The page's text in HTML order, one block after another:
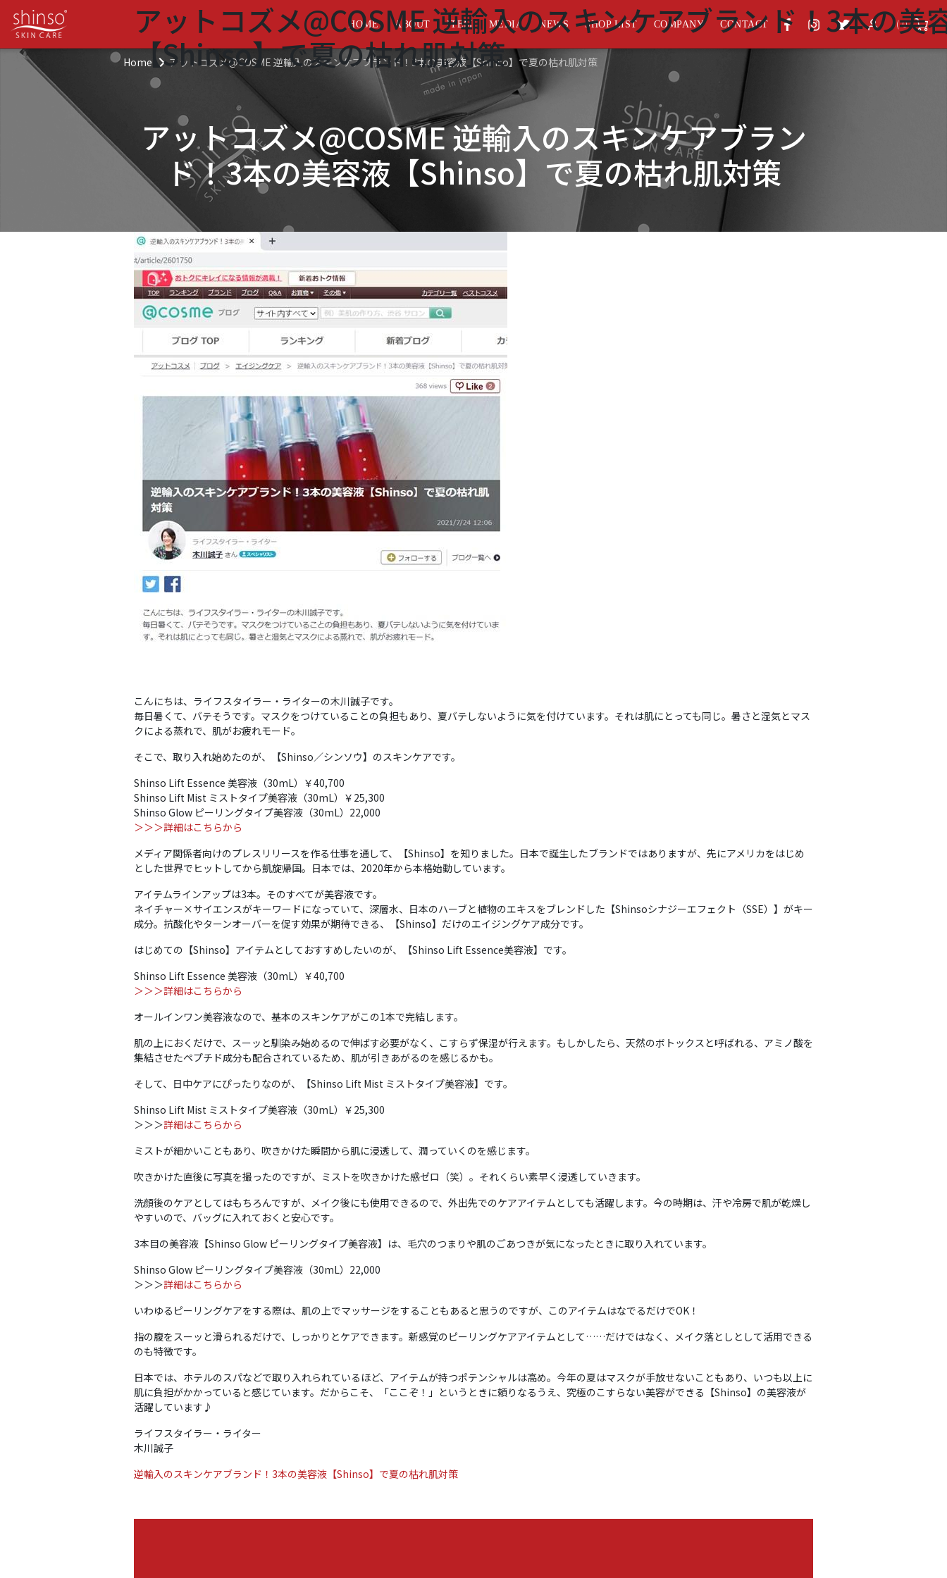
HOME ABOUT ITEM MEDIA NEWS SHOP LIST COMPANY CONTACT ( 0 )
Home アットコズメ@COSME 逆輸入のスキンケアブランド！3本の美容液【Shinso】で夏の枯れ肌対策
アットコズメ@COSME 逆輸入のスキンケアブラン
ド！3本の美容液【Shinso】で夏の枯れ肌対策
アットコズメ@COSME 逆輸入のスキンケアブランド！3本の美
【Shinso】で夏の枯れ肌対策
こんにちは、ライフスタイラー・ライターの木川誠子です。
毎日暑くて、バテそうです。マスクをつけていることの負担もあり、夏バテしないように気を付けています。それは肌にとっても同じ。暑さと湿気とマス
クによる蒸れで、肌がお疲れモード。
そこで、取り入れ始めたのが、【Shinso／シンソウ】のスキンケアです。
Shinso Lift Essence 美容液（30mL）￥40,700
Shinso Lift Mist ミストタイプ美容液（30mL）￥25,300
Shinso Glow ピーリングタイプ美容液（30mL）22,000
＞＞＞詳細はこちらから
メディア関係者向けのプレスリリースを作る仕事を通して、【Shinso】を知りました。日本で誕生したブランドではありますが、先にアメリカをはじめ
とした世界でヒットしてから凱旋帰国。日本では、2020年から本格始動しています。
アイテムラインアップは3本。そのすべてが美容液です。
ネイチャー×サイエンスがキーワードになっていて、深層水、日本のハーブと植物のエキスをブレンドした【Shinsoシナジーエフェクト（SSE）】がキー
成分。抗酸化やターンオーバーを促す効果が期待できる、【Shinso】だけのエイジングケア成分です。
はじめての【Shinso】アイテムとしておすすめしたいのが、【Shinso Lift Essence美容液】です。
Shinso Lift Essence 美容液（30mL）￥40,700
＞＞＞詳細はこちらから
オールインワン美容液なので、基本のスキンケアがこの1本で完結します。
肌の上におくだけで、スーッと馴染み始めるので伸ばす必要がなく、こすらず保湿が行えます。もしかしたら、天然のボトックスと呼ばれる、アミノ酸を
集結させたペプチド成分も配合されているため、肌が引きあがるのを感じるかも。
そして、日中ケアにぴったりなのが、【Shinso Lift Mist ミストタイプ美容液】です。
Shinso Lift Mist ミストタイプ美容液（30mL）￥25,300
＞＞＞詳細はこちらから
ミストが細かいこともあり、吹きかけた瞬間から肌に浸透して、潤っていくのを感じます。
吹きかけた直後に写真を撮ったのですが、ミストを吹きかけた感ゼロ（笑）。それくらい素早く浸透していきます。
洗顔後のケアとしてはもちろんですが、メイク後にも使用できるので、外出先でのケアアイテムとしても活躍します。今の時期は、汗や冷房で肌が乾燥し
やすいので、バッグに入れておくと安心です。
3本目の美容液【Shinso Glow ピーリングタイプ美容液】は、毛穴のつまりや肌のごあつきが気になったときに取り入れています。
Shinso Glow ピーリングタイプ美容液（30mL）22,000
＞＞＞詳細はこちらから
いわゆるピーリングケアをする際は、肌の上でマッサージをすることもあると思うのですが、このアイテムはなでるだけでOK！
指の腹をスーッと滑られるだけで、しっかりとケアできます。新感覚のピーリングケアアイテムとして……だけではなく、メイク落としとして活用できる
のも特徴です。
日本では、ホテルのスパなどで取り入れられているほど、アイテムが持つポテンシャルは高め。今年の夏はマスクが手放せないこともあり、いつも以上に
肌に負担がかかっていると感じています。だからこそ、「ここぞ！」というときに頼りなるうえ、究極のこすらない美容ができる【Shinso】の美容液が
活躍しています♪
ライフスタイラー・ライター
木川誠子
逆輸入のスキンケアブランド！3本の美容液【Shinso】で夏の枯れ肌対策